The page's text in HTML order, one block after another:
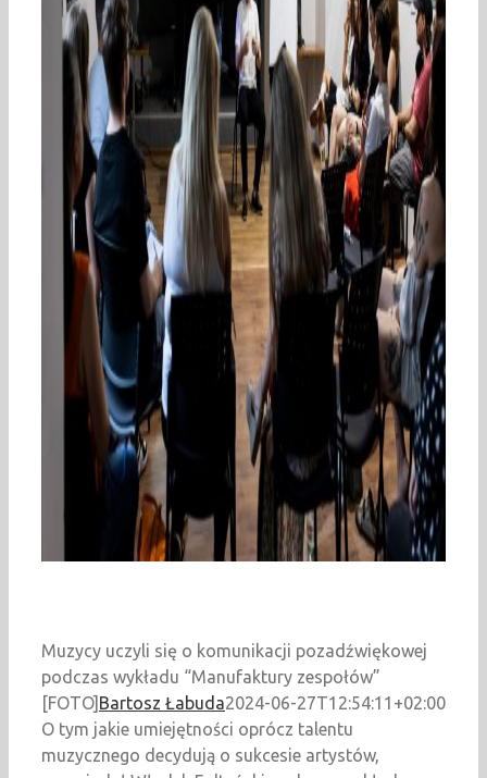
Muzycy uczyli się o komunikacji pozadźwiękowej
podczas wykładu “Manufaktury zespołów”
[FOTO] Bartosz Łabuda2024-06-27T12:54:11+02:00
O tym jakie umiejętności oprócz talentu
muzycznego decydują o sukcesie artystów,